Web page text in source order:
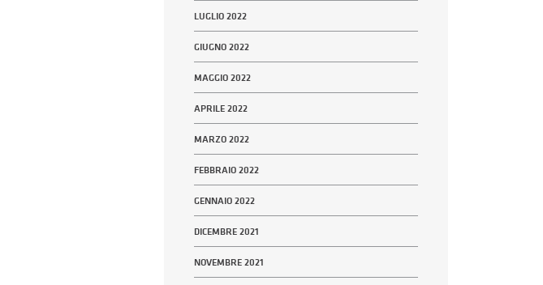
LUGLIO 2022
GIUGNO 2022
MAGGIO 2022
APRILE 2022
MARZO 2022
FEBBRAIO 2022
GENNAIO 2022
DICEMBRE 2021
NOVEMBRE 2021